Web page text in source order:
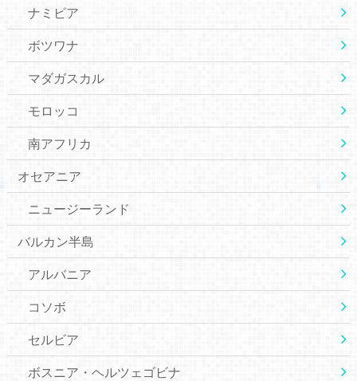
ナミビア
ボツワナ
マダガスカル
モロッコ
南アフリカ
オセアニア
ニュージーランド
バルカン半島
アルバニア
コソボ
セルビア
ボスニア・ヘルツェゴビナ